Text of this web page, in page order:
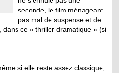
seconde, le film ménageant
pas mal de suspense et de
dans ce « thriller dramatique » (si
si elle reste assez classique,